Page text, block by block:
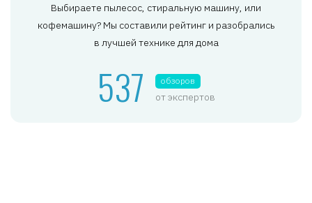
Выбираете пылесос, стиральную машину, или
кофемашину? Мы составили рейтинг и разобрались
в лучшей технике для дома
537 обзоров
от экспертов